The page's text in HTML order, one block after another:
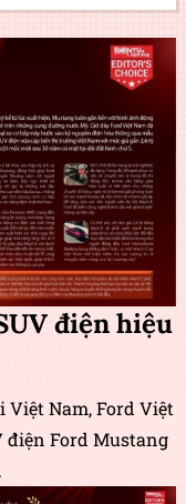
điện hiệu
Nam, Ford Việt
điện Ford Mustang